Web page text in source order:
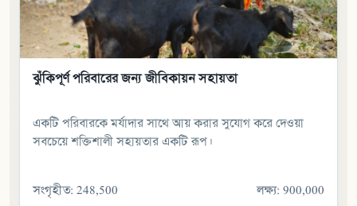
ঝুঁকিপূর্ণ পরিবারের জন্য জীবিকায়ন সহায়তা
একটি পরিবারকে মর্যাদার সাথে আয় করার সুযোগ করে দেওয়া
সবচেয়ে শক্তিশালী সহায়তার একটি রূপ।
সংগৃহীত: 248,500 লক্ষ্য: 900,000